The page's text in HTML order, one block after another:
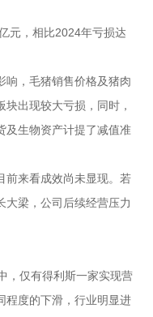
元，相比2024年亏损达
响，毛猪销售价格及猪肉
出现较大亏损，同时，
及生物资产计提了减值准
前来看成效尚未显现。若
大梁，公司后续经营压力
，仅有得利斯一家实现营
程度的下滑，行业明显进